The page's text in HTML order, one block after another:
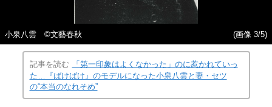
小泉八雲 ©文藝春秋 (画像 3/5)
記事を読む
「第一印象はよくなかった」のに惹かれていっ
た…『ばけばけ』のモデルになった小泉八雲と妻・セツ
の“本当のなれそめ”